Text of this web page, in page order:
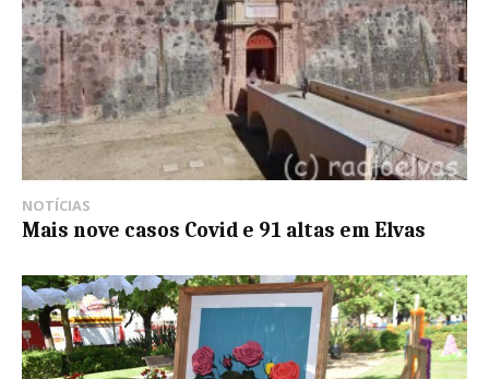
NOTÍCIAS
Mais nove casos Covid e 91 altas em Elvas